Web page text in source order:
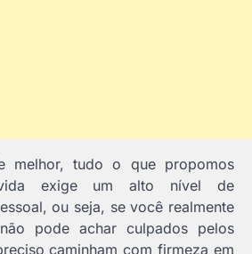
melhor, tudo o que propomos
exige um alto nível de
ou seja, se você realmente
pode achar culpados pelos
caminham com firmeza em